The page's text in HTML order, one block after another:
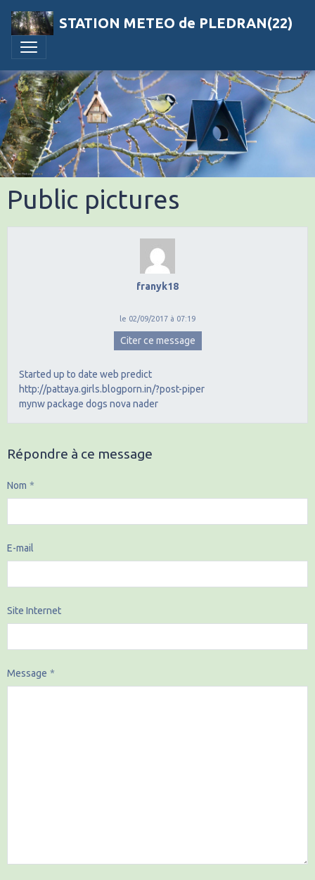
STATION METEO de PLEDRAN(22)
Public pictures
franyk18
le 02/09/2017 à 07:19
Citer ce message
Started up to date web predict
http://pattaya.girls.blogporn.in/?post-piper
mynw package dogs nova nader
Répondre à ce message
Nom
E-mail
Site Internet
Message